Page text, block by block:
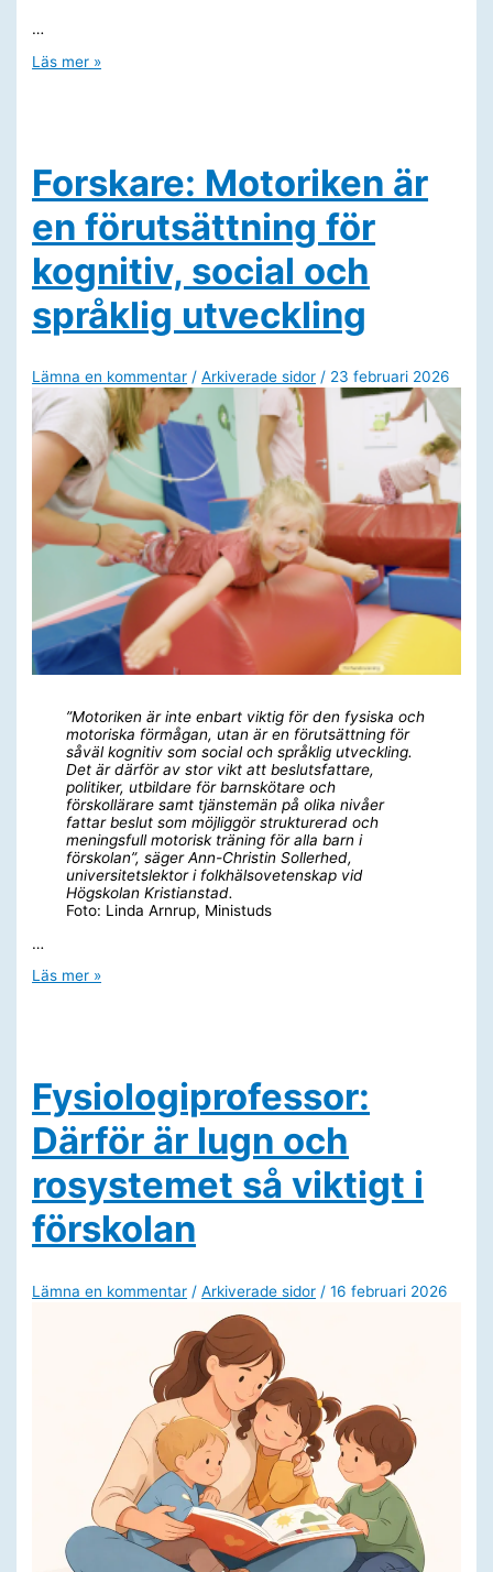
…
Motorik
rörelse,
men
det
är
så
mycket
mer
Läs mer »
Forskare: Motoriken är
en förutsättning för
kognitiv, social och
språklig utveckling
Lämna en kommentar /Arkiverade sidor / 23 februari 2026
”Motoriken är inte enbart viktig för den fysiska och
motoriska förmågan, utan är en förutsättning för
såväl kognitiv som social och språklig utveckling.
Det är därför av stor vikt att beslutsfattare,
politiker, utbildare för barnskötare och
förskollärare samt tjänstemän på olika nivåer
fattar beslut som möjliggör strukturerad och
meningsfull motorisk träning för alla barn i
förskolan”, säger Ann-Christin Sollerhed,
universitetslektor i folkhälsovetenskap vid
Högskolan Kristianstad.
Foto: Linda Arnrup, Ministuds
…
Forskare:
kognitiv,
social
och
språklig
utveckling
Läs mer »
Fysiologiprofessor:
Därför är lugn och
rosystemet så viktigt i
förskolan
Lämna en kommentar /Arkiverade sidor /16 februari 2026